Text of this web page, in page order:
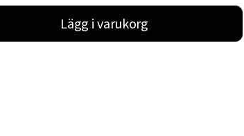
Lägg i varukorg